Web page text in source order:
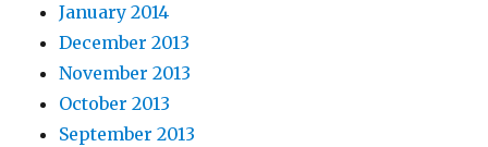
January 2014
December 2013
November 2013
October 2013
September 2013